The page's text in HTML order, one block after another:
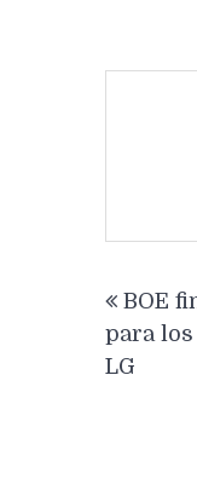
de
BOE
para los
LG